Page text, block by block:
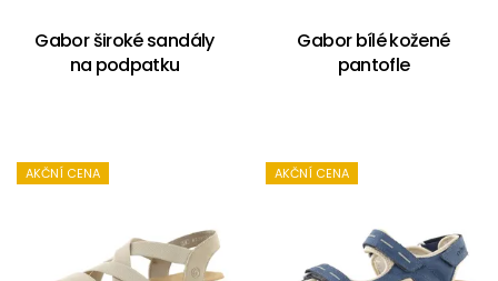
Gabor široké sandály
na podpatku
Gabor bílé kožené
pantofle
AKČNÍ CENA AKČNÍ CENA